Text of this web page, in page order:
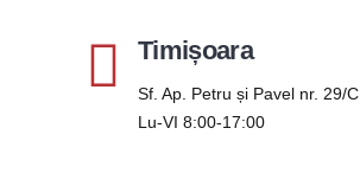
Timișoara
Sf. Ap. Petru și Pavel nr. 29/C
Lu-VI 8:00-17:00